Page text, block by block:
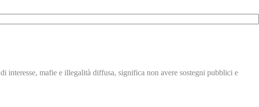
di interesse, mafie e illegalità diffusa, significa non avere sostegni pubblici e